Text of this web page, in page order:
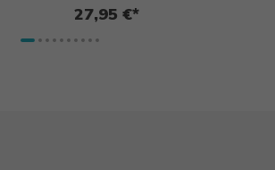
27,95 €*